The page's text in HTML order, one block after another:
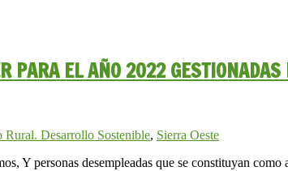
PARA EL AÑO 2022
Rural. Desarrollo Sostenible, Sierra Oeste
Y personas desempleadas que se constituyan